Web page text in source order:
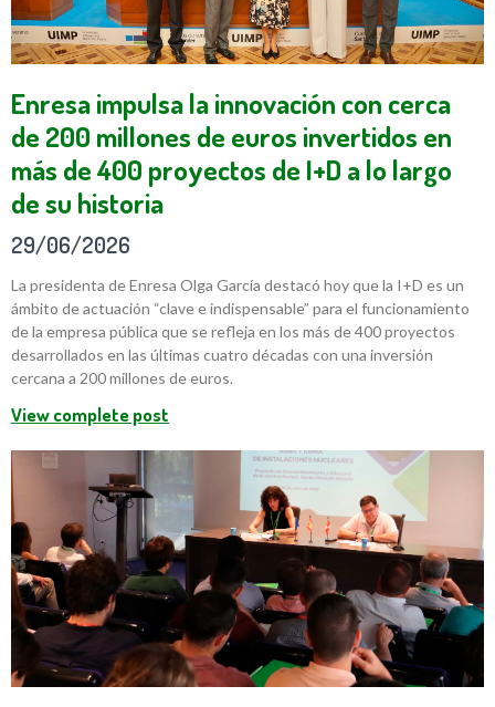
Enresa impulsa la innovación con cerca
de 200 millones de euros invertidos en
más de 400 proyectos de I+D a lo largo
de su historia
29/06/2026
La presidenta de Enresa Olga García destacó hoy que la I+D es un
ámbito de actuación “clave e indispensable” para el funcionamiento
de la empresa pública que se refleja en los más de 400 proyectos
desarrollados en las últimas cuatro décadas con una inversión
cercana a 200 millones de euros.
View complete post